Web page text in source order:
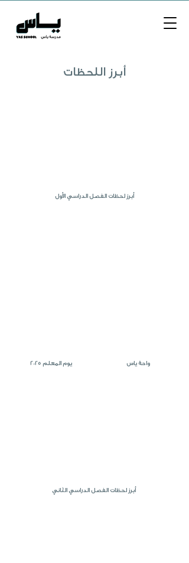
أبرز اللحظات
أبرز لحظات الفصل الدراسي الأول
يوم المعلم 2025 واحة ياس
أبرز لحظات الفصل الدراسي الثاني